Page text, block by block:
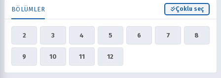
BÖLÜMLER Çoklu seç
2 3 4 5 6 7 8
9 10 11 12